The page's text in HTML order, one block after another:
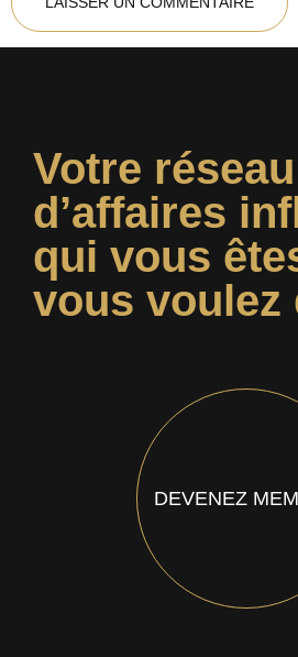
Votre réseau
d’affaires
qui vous
vous voulez
DEVENEZ